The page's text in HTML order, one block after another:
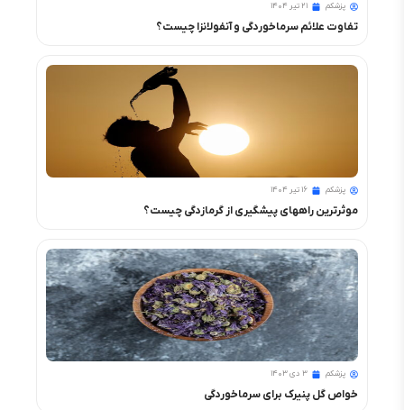
پزشکم ۲۱ تیر ۱۴۰۴
تفاوت علائم سرماخوردگی و آنفولانزا چیست؟
پزشکم ۱۶ تیر ۱۴۰۴
موثرترین راههای پیشگیری از گرمازدگی چیست؟
پزشکم ۳ دی ۱۴۰۳
خواص گل پنیرک برای سرماخوردگی